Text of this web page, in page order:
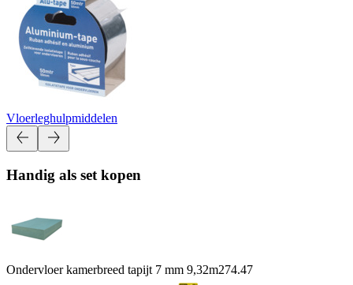
Vloerleghulpmiddelen
Handig als set kopen
Ondervloer kamerbreed tapijt 7 mm 9,32m274.47